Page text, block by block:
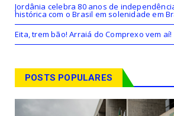
Jordânia celebra 80 anos de
histórica com o Brasil em solenidade em
Eita, trem bão! Arraiá do Comprexo vem aí!
POSTS POPULARES